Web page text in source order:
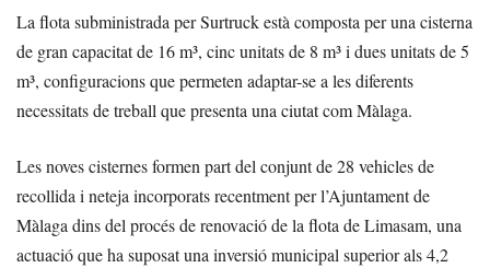
La flota subministrada per Surtruck està composta per una cisterna
de gran capacitat de 16 m³, cinc unitats de 8 m³ i dues unitats de 5
m³, configuracions que permeten adaptar-se a les diferents
necessitats de treball que presenta una ciutat com Màlaga.
Les noves cisternes formen part del conjunt de 28 vehicles de
recollida i neteja incorporats recentment per l’Ajuntament de
Màlaga dins del procés de renovació de la flota de Limasam, una
actuació que ha suposat una inversió municipal superior als 4,2